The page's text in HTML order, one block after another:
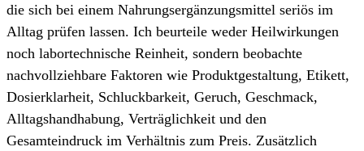
die sich bei einem Nahrungsergänzungsmittel seriös im
Alltag prüfen lassen. Ich beurteile weder Heilwirkungen
noch labortechnische Reinheit, sondern beobachte
nachvollziehbare Faktoren wie Produktgestaltung, Etikett,
Dosierklarheit, Schluckbarkeit, Geruch, Geschmack,
Alltagshandhabung, Verträglichkeit und den
Gesamteindruck im Verhältnis zum Preis. Zusätzlich